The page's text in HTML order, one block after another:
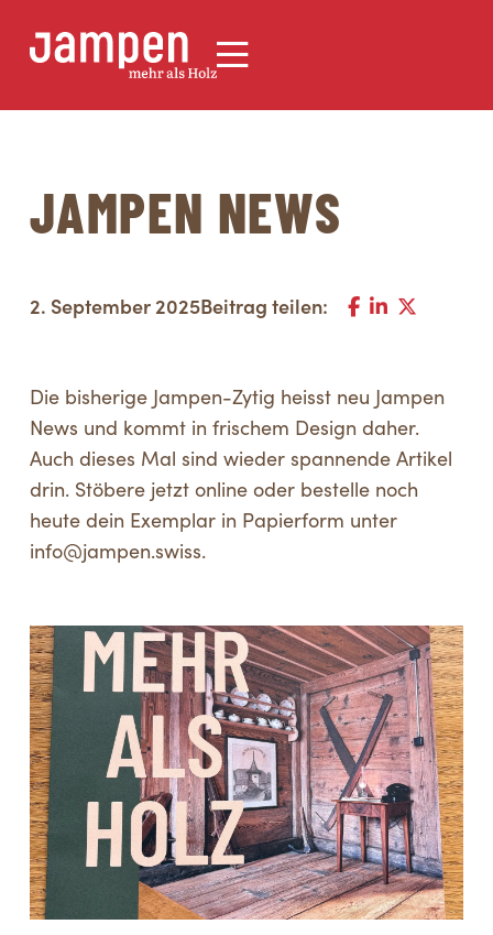
JAMPEN NEWS
2. September 2025Beitrag teilen:
Die bisherige Jampen-Zytig heisst neu Jampen
News und kommt in frischem Design daher.
Auch dieses Mal sind wieder spannende Artikel
drin. Stöbere jetzt online oder bestelle noch
heute dein Exemplar in Papierform unter
info@jampen.swiss.